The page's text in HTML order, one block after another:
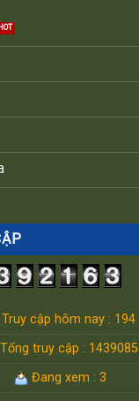
Truy cập hôm nay : 194
Tổng truy cập : 1439085
Đang xem : 3